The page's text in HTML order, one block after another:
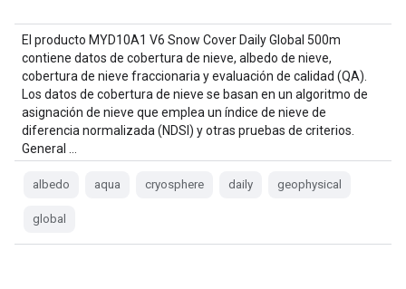
El producto MYD10A1 V6 Snow Cover Daily Global 500m
contiene datos de cobertura de nieve, albedo de nieve,
cobertura de nieve fraccionaria y evaluación de calidad (QA).
Los datos de cobertura de nieve se basan en un algoritmo de
asignación de nieve que emplea un índice de nieve de
diferencia normalizada (NDSI) y otras pruebas de criterios.
General …
albedo aqua cryosphere daily geophysical
global